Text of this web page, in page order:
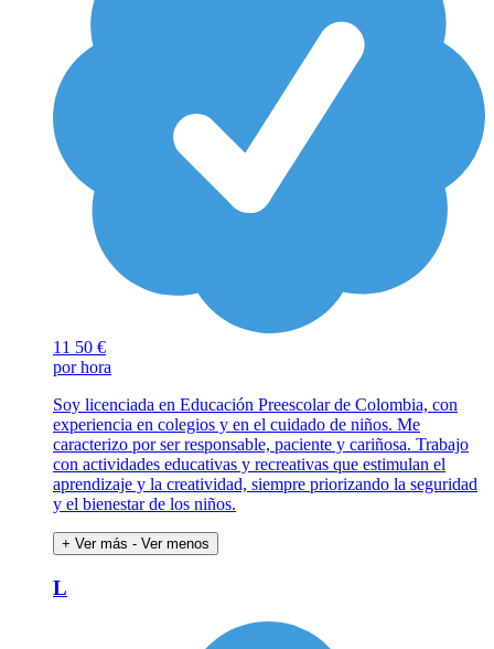
11 50 €
por hora
Soy licenciada en Educación Preescolar de Colombia, con
experiencia en colegios y en el cuidado de niños. Me
caracterizo por ser responsable, paciente y cariñosa. Trabajo
con actividades educativas y recreativas que estimulan el
aprendizaje y la creatividad, siempre priorizando la seguridad
y el bienestar de los niños.
+ Ver más - Ver menos
L